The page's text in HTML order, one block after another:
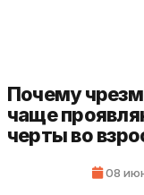
Почему
чаще
черты во
08